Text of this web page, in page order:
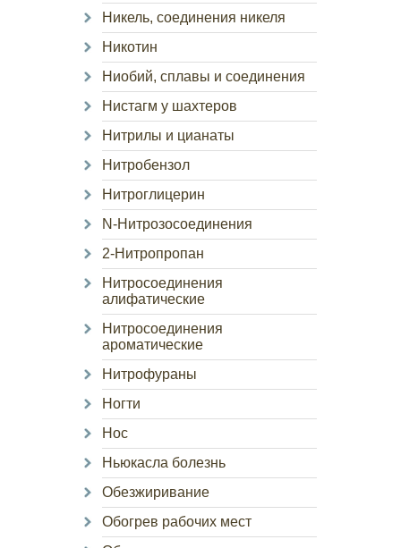
Никель, соединения никеля
Никотин
Ниобий, сплавы и соединения
Нистагм у шахтеров
Нитрилы и цианаты
Нитробензол
Нитроглицерин
N-Нитрозосоединения
2-Нитропропан
Нитросоединения
алифатические
Нитросоединения
ароматические
Нитрофураны
Ногти
Нос
Ньюкасла болезнь
Обезжиривание
Обогрев рабочих мест